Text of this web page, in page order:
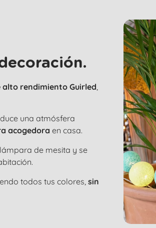
alto rendimiento Guirled,
una atmósfera
acogedora en casa.
de mesita y se
todos tus colores, sin